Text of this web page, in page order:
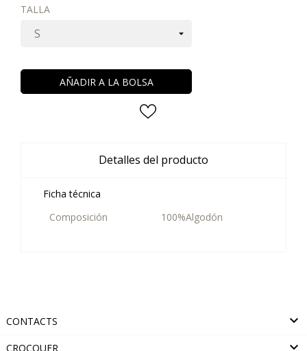
TALLA
AÑADIR A LA BOLSA
Detalles del producto
Ficha técnica
Composición
100%Algodón
CONTACTS 
CROCQUER